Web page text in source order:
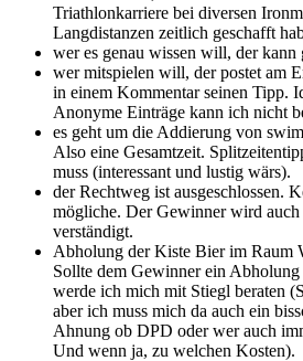
Triathlonkarriere bei diversen
Langdistanzen zeitlich geschafft
wer es genau wissen will, der kann
wer mitspielen will, der postet am
in einem Kommentar seinen Tipp.
Anonyme Einträge kann ich nicht
es geht um die Addierung von
Also eine Gesamtzeit.
muss (interessant und lustig wärs).
der Rechtweg ist ausgeschlossen.
mögliche. Der Gewinner wird
verständigt.
Abholung der Kiste Bier im Raum
Sollte dem Gewinner ein
werde ich mich mit Stiegl beraten
aber ich muss mich da auch ein
Ahnung ob DPD oder wer auch
Und wenn ja, zu welchen Kosten).